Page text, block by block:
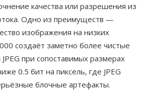
качества или разрешения из
Одно из преимуществ —
изображения на низких
создаёт заметно более чистые
при сопоставимых размерах
0.5 бит на пиксель, где JPEG
блочные артефакты.